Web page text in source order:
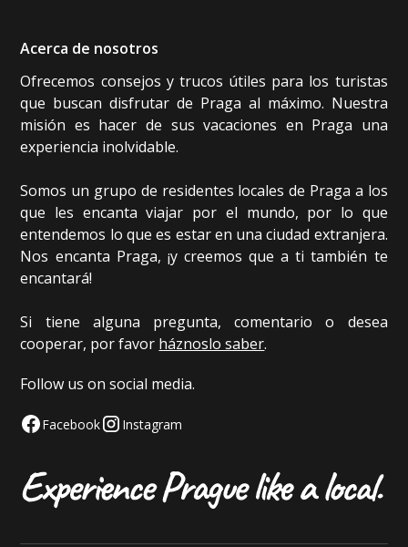
Acerca de nosotros
Ofrecemos consejos y trucos útiles para los turistas
que buscan disfrutar de Praga al máximo. Nuestra
misión es hacer de sus vacaciones en Praga una
experiencia inolvidable.
Somos un grupo de residentes locales de Praga a los
que les encanta viajar por el mundo, por lo que
entendemos lo que es estar en una ciudad extranjera.
Nos encanta Praga, ¡y creemos que a ti también te
encantará!
Si tiene alguna pregunta, comentario o desea
cooperar, por favor háznoslo saber.
Follow us on social media.
Facebook Instagram